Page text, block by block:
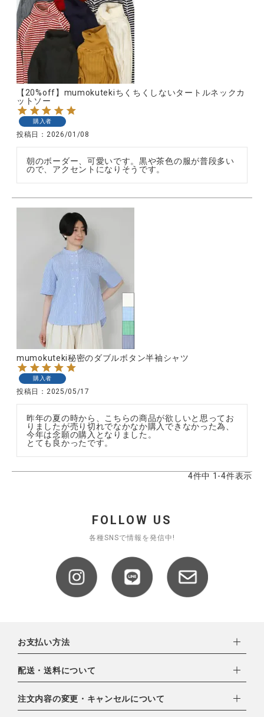
【20%off】mumokutekiちくちくしないタートルネックカ
ットソー
購入者
投稿日 2026/01/08
朝のボーダー、可愛いです。黒や茶色の服が普段多い
ので、アクセントになりそうです。
mumokuteki秘密のダブルボタン半袖シャツ
購入者
投稿日 2025/05/17
昨年の夏の時から、こちらの商品が欲しいと思ってお
りましたが売り切れでなかなか購入できなかった為、
今年は念願の購入となりました。
とても良かったです。
4件中 1 -4件表示
FOLLOW US
各種SNSで情報を発信中!
お支払い方法
下記お支払い方法よりお選びいただけます。
・クレジットカード（VISA,mastercard,JCB,AMERICAN
EXPRESS,Diners Club）
・amazonペイメント
配送・送料について
配達業者：日本郵便
注文内容の変更・キャンセルについて